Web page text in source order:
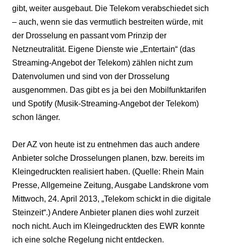
gibt, weiter ausgebaut. Die Telekom verabschiedet sich
– auch, wenn sie das vermutlich bestreiten würde, mit
der Drosselung en passant vom Prinzip der
Netzneutralität. Eigene Dienste wie „Entertain“ (das
Streaming-Angebot der Telekom) zählen nicht zum
Datenvolumen und sind von der Drosselung
ausgenommen. Das gibt es ja bei den Mobilfunktarifen
und Spotify (Musik-Streaming-Angebot der Telekom)
schon länger.
Der AZ von heute ist zu entnehmen das auch andere
Anbieter solche Drosselungen planen, bzw. bereits im
Kleingedruckten realisiert haben. (Quelle: Rhein Main
Presse, Allgemeine Zeitung, Ausgabe Landskrone vom
Mittwoch, 24. April 2013, „Telekom schickt in die digitale
Steinzeit“.) Andere Anbieter planen dies wohl zurzeit
noch nicht. Auch im Kleingedruckten des EWR konnte
ich eine solche Regelung nicht entdecken.